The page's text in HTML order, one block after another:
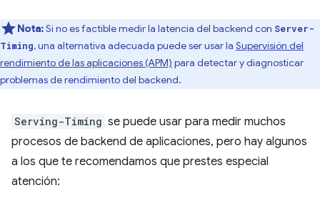
Nota:Si no es factible medir la latencia del backend con Server-
Timing, una alternativa adecuada puede ser usar la Supervisión del
rendimiento de las aplicaciones (APM) para detectar y diagnosticar
problemas de rendimiento del backend.
Serving-Timing se puede usar para medir muchos
procesos de backend de aplicaciones, pero hay algunos
a los que te recomendamos que prestes especial
atención: